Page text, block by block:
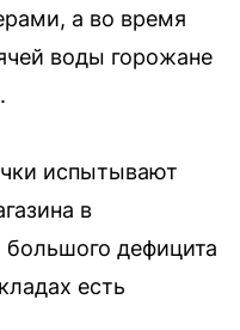
а во время
воды горожане
испытывают
в
большого дефицита
есть